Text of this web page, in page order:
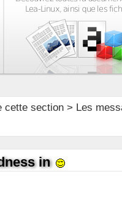
cette section> Les
in